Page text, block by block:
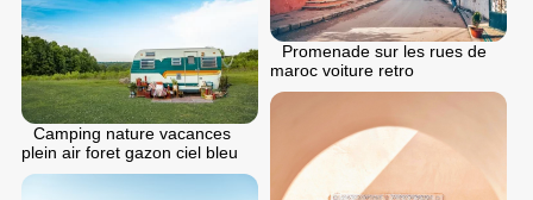
Promenade sur les rues de
maroc voiture retro
Camping nature vacances
plein air foret gazon ciel bleu